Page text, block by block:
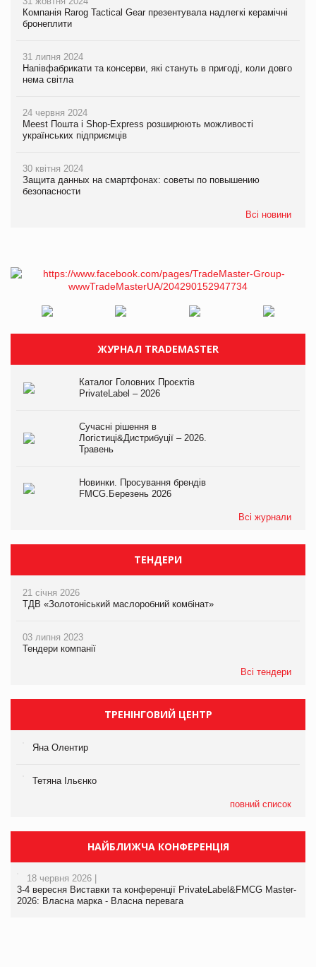
Компанія Rarog Tactical Gear презентувала надлегкі керамічні
бронеплити
31 липня 2024
Напівфабрикати та консерви, які стануть в пригоді, коли довго
нема світла
24 червня 2024
Meest Пошта і Shop-Express розширюють можливості
українських підприємців
30 квітня 2024
Защита данных на смартфонах: советы по повышению
безопасности
Всі новини
ЖУРНАЛ TRADEMASTER
Каталог Головних Проєктів
PrivateLabel – 2026
Сучасні рішення в
Логістиці&Дистрибуції – 2026.
Травень
Новинки. Просування брендів
FMCG.Березень 2026
Всі журнали
ТЕНДЕРИ
21 січня 2026
ТДВ «Золотоніський маслоробний комбінат»
03 липня 2023
Тендери компанії
Всі тендери
ТРЕНІНГОВИЙ ЦЕНТР
Яна Олентир
Тетяна Ільєнко
повний список
НАЙБЛИЖЧА КОНФЕРЕНЦІЯ
18 червня 2026 |
3-4 вересня Виставки та конференції PrivateLabel&FMCG Master-
2026: Власна марка - Власна перевага